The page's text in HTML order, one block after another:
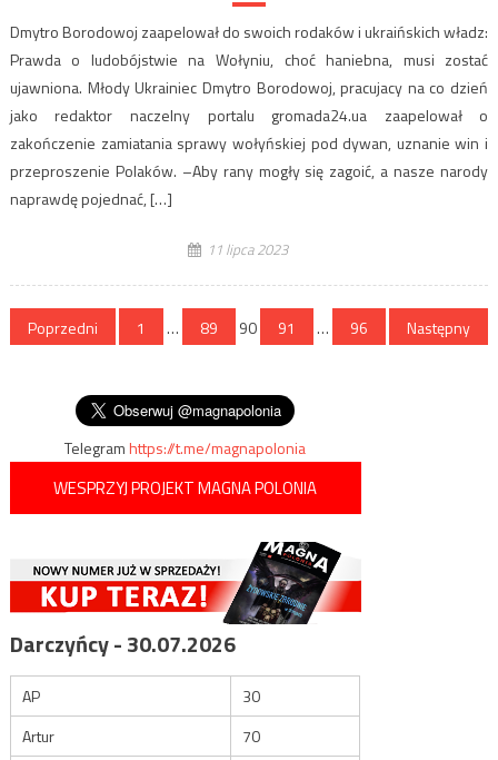
Dmytro Borodowoj zaapelował do swoich rodaków i ukraińskich władz:
Prawda o ludobójstwie na Wołyniu, choć haniebna, musi zostać
ujawniona. Młody Ukrainiec Dmytro Borodowoj, pracujacy na co dzień
jako redaktor naczelny portalu gromada24.ua zaapelował o
zakończenie zamiatania sprawy wołyńskiej pod dywan, uznanie win i
przeproszenie Polaków. –Aby rany mogły się zagoić, a nasze narody
naprawdę pojednać, […]
11 lipca 2023
Stronicowanie
Poprzedni 1 … 89 90 91 … 96 Następny
Telegramhttps://t.me/magnapolonia
WESPRZYJ PROJEKT MAGNA POLONIA
Darczyńcy - 30.07.2026
AP
30
Artur
70